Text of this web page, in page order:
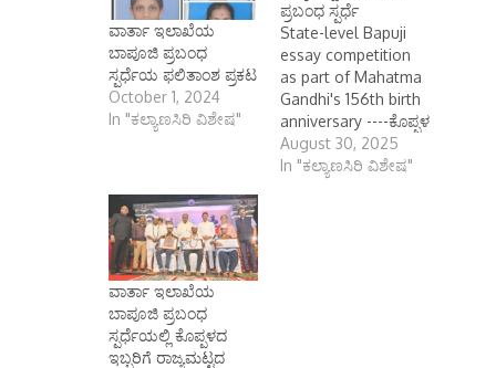
ವಾರ್ತಾ ಇಲಾಖೆಯ
ಬಾಪೂಜಿ ಪ್ರಬಂಧ
ಸ್ಪರ್ಧೆಯ ಫಲಿತಾಂಶ ಪ್ರಕಟ
October 1, 2024
In "ಕಲ್ಯಾಣಸಿರಿ ವಿಶೇಷ"
ಪ್ರಬಂಧ ಸ್ಪರ್ಧೆ
State-level Bapuji
essay competition
as part of Mahatma
Gandhi's 156th birth
anniversary ----ಕೊಪ್ಪಳ
ಆಗಸ್ಟ್ 30 (ಕರ್ನಾಟಕ
ವಾರ್ತೆ): ವಾರ್ತಾ ಮತ್ತು
August 30, 2025
In "ಕಲ್ಯಾಣಸಿರಿ ವಿಶೇಷ"
ವಾರ್ತಾ ಇಲಾಖೆಯ
ಬಾಪೂಜಿ ಪ್ರಬಂಧ
ಸ್ಪರ್ಧೆಯಲ್ಲಿ ಕೊಪ್ಪಳದ
ಇಬ್ಬರಿಗೆ ರಾಜ್ಯಮಟ್ಟದ